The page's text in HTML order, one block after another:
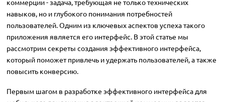
коммерции - задача, требующая не только технических
навыков, но и глубокого понимания потребностей
пользователей. Одним из ключевых аспектов успеха такого
приложения является его интерфейс. В этой статье мы
рассмотрим секреты создания эффективного интерфейса,
который поможет привлечь и удержать пользователей, а также
повысить конверсию.
Первым шагом в разработке эффективного интерфейса для